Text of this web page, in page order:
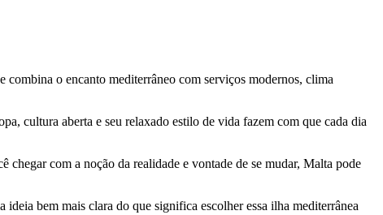
o encanto mediterrâneo com serviços modernos, clima
cultura aberta e seu relaxado estilo de vida fazem com que cada dia
com a noção da realidade e vontade de se mudar, Malta pode
ideia bem mais clara do que significa escolher essa ilha mediterrânea